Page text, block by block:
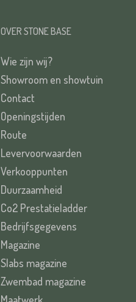
OVER STONE BASE
Wie zijn wij?
Showroom en showtuin
Contact
Openingstijden
Route
Levervoorwaarden
Verkooppunten
Duurzaamheid
Co2 Prestatieladder
Bedrijfsgegevens
Magazine
Slabs magazine
Zwembad magazine